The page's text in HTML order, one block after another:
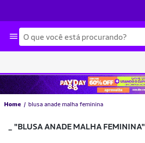
Busca
Home blusa anade malha feminina
"BLUSA ANADE MALHA FEMININA"